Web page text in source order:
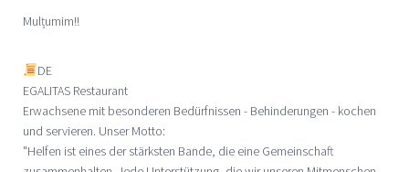
Mulțumim!!
DE
EGALITAS Restaurant
Erwachsene mit besonderen Bedürfnissen - Behinderungen - kochen
und servieren. Unser Motto:
"Helfen ist eines der stärksten Bande, die eine Gemeinschaft